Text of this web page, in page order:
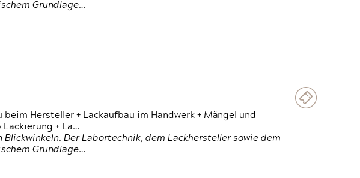
Grundlage…
Hersteller + Lackaufbau im Handwerk + Mängel und
Lackierung + La…
Der Labortechnik, dem Lackhersteller sowie dem
Grundlage…